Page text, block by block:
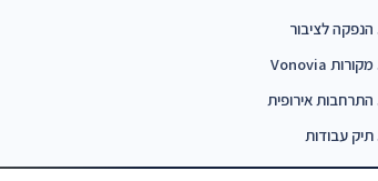
הנפקה לציבור
מקורות Vonovia
התרחבות אירופית
תיק עבודות